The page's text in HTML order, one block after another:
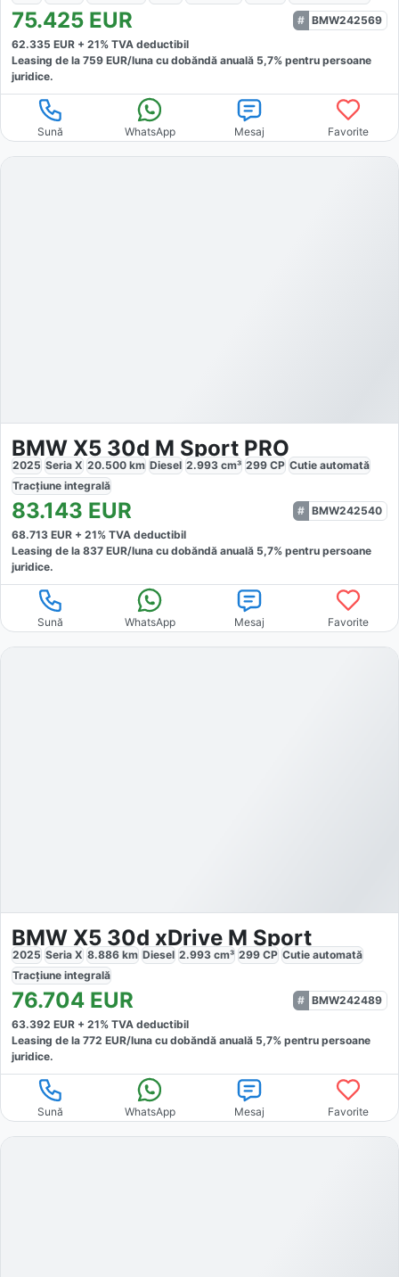
75.425 EUR
BMW242569
62.335 EUR + 21% TVA deductibil
Leasing de la 759 EUR/luna cu dobăndă anuală 5,7% pentru persoane
juridice.
Sună WhatsApp Mesaj Favorite
BMW X5 30d M Sport PRO
2025 Seria X 20.500 km Diesel 2.993 cm³ 299 CP Cutie automată
Tracțiune integrală
83.143 EUR
BMW242540
68.713 EUR + 21% TVA deductibil
Leasing de la 837 EUR/luna cu dobăndă anuală 5,7% pentru persoane
juridice.
Sună WhatsApp Mesaj Favorite
BMW X5 30d xDrive M Sport
2025 Seria X 8.886 km Diesel 2.993 cm³ 299 CP Cutie automată
Tracțiune integrală
76.704 EUR
BMW242489
63.392 EUR + 21% TVA deductibil
Leasing de la 772 EUR/luna cu dobăndă anuală 5,7% pentru persoane
juridice.
Sună WhatsApp Mesaj Favorite